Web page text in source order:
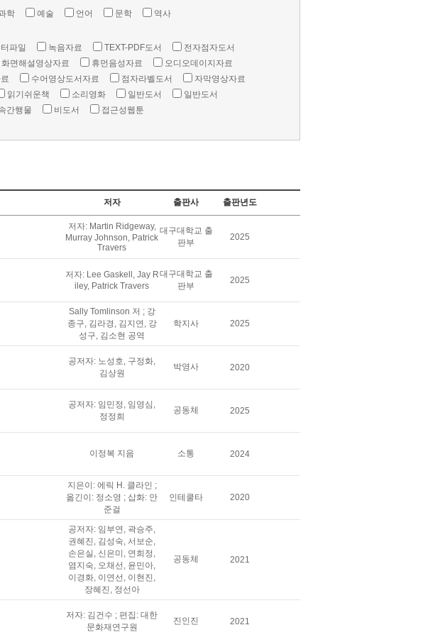
학 예술 언어 문학 역사
파일 녹음자료 TEXT-PDF도서
전자점자도서
화면해설영상자료 휴먼음성자료
오디오데이지자료
수어영상도서자료 점자라벨도서
자막영상자료
읽기쉬운책 소리영화 일반도서
일반도서
간행물 비도서 접근성웹툰
저자 출판사 출판년도
저자: Martin Ridgeway,
Murray Johnson, Patrick
Travers
대구대학교 출
판부
2025
저자: Lee Gaskell, Jay R
iley, Patrick Travers
대구대학교 출
판부
2025
Sally Tomlinson 저 ; 강
종구, 김라경, 김지연, 강
성구, 김소현 공역
학지사 2025
공저자: 노성호, 구정화,
김상원
박영사 2020
공저자: 임민정, 임영심,
정정희
공동체 2025
이정복 지음 소통 2024
지은이: 에릭 H. 클라인 ;
옮긴이: 정소영 ; 삽화: 안
준걸
인테쿨타 2020
공저자: 임부연, 곽승주,
권혜진, 김성숙, 서보순,
손은실, 신은미, 연희정,
염지숙, 오채선, 윤민아,
이경화, 이연선, 이현진,
장혜진, 정선아
공동체 2021
저자: 김건수 ; 편집: 대한
문화재연구원
진인진 2021